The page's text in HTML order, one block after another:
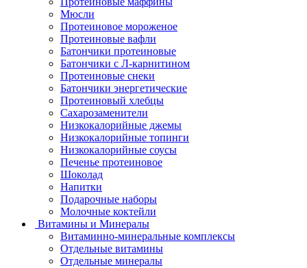
Мюсли
Протеиновое мороженое
Протеиновые вафли
Батончики протеиновые
Батончики с Л-карнитином
Протеиновые снеки
Батончики энергетические
Протеиновый хлебцы
Сахарозаменители
Низкокалорийные джемы
Низкокалорийные топинги
Низкокалорийные соусы
Печенье протеиновое
Шоколад
Напитки
Подарочные наборы
Молочные коктейли
Витамины и Минералы
Витаминно-минеральные комплексы
Отдельные витамины
Отдельные минералы